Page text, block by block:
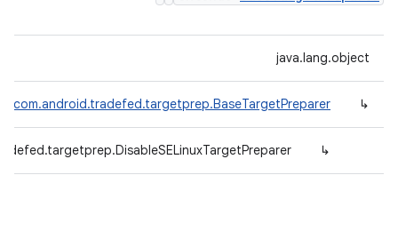
java.lang.object
↳
com.android.tradefed.targetprep.BaseTargetPreparer
↳